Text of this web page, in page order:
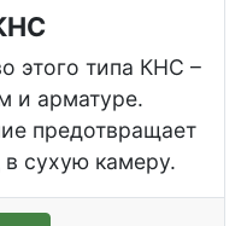
этого типа КНС –
и арматуре.
предотвращает
сухую камеру.